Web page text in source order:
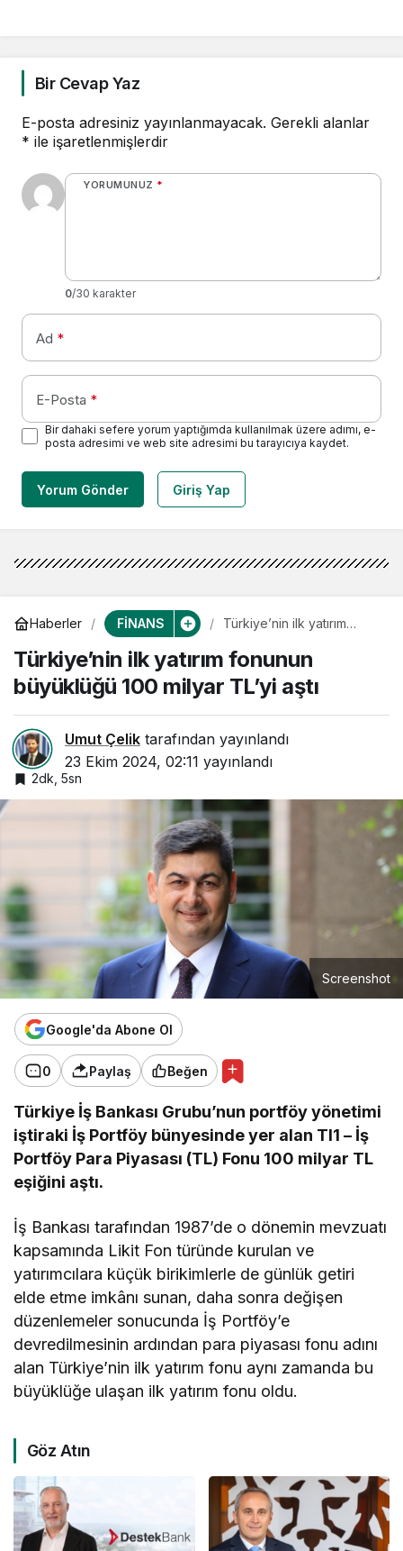
Bir Cevap Yaz
E-posta adresiniz yayınlanmayacak. Gerekli alanlar
* ile işaretlenmişlerdir
YORUMUNUZ *
0/30 karakter
Ad *
E-Posta *
Bir dahaki sefere yorum yaptığımda kullanılmak üzere adımı, e-
posta adresimi ve web site adresimi bu tarayıcıya kaydet.
Yorum Gönder Giriş Yap
Haberler FİNANS
Türkiye’nin ilk yatırım
milyar TL’yi aştı
Türkiye’nin ilk yatırım fonunun
büyüklüğü 100 milyar TL’yi aştı
Umut Çelik tarafından yayınlandı
23 Ekim 2024, 02:11 yayınlandı
2dk, 5sn
Screenshot
Google'da Abone Ol
0 Paylaş Beğen
Türkiye İş Bankası Grubu’nun portföy yönetimi
iştiraki İş Portföy bünyesinde yer alan TI1 – İş
Portföy Para Piyasası (TL) Fonu 100 milyar TL
eşiğini aştı.
İş Bankası tarafından 1987’de o dönemin mevzuatı
kapsamında Likit Fon türünde kurulan ve
yatırımcılara küçük birikimlerle de günlük getiri
elde etme imkânı sunan, daha sonra değişen
düzenlemeler sonucunda İş Portföy’e
devredilmesinin ardından para piyasası fonu adını
alan Türkiye’nin ilk yatırım fonu aynı zamanda bu
büyüklüğe ulaşan ilk yatırım fonu oldu.
Göz Atın